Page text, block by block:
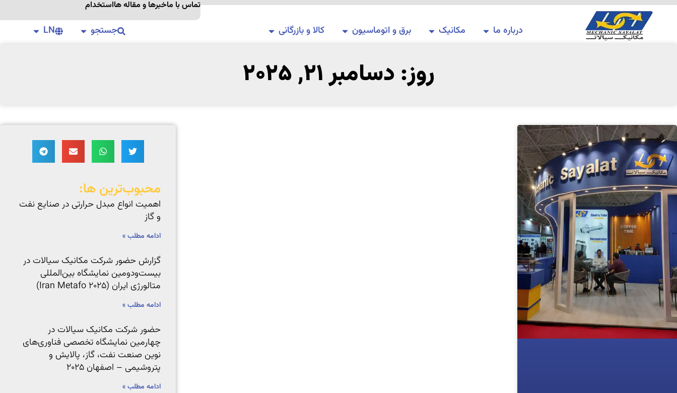
تماس با ماخبرها و مقاله هااستخدام
درباره ما مکانیک برق و اتوماسیون کالا و بازرگانی جستجو LN
روز: دسامبر 21, 2025
محبوب‌ترین ها:
اهمیت انواع مبدل‌ حرارتی در صنایع نفت
و گاز
ادامه مطلب »
گزارش حضور شرکت مکانیک سیالات در
بیست‌ودومین نمایشگاه بین‌المللی
متالورژی ایران (Iran Metafo 2025)
ادامه مطلب »
حضور شرکت مکانیک سیالات در
چهارمین نمایشگاه تخصصی فناوری‌های
نوین صنعت نفت، گاز، پالایش و
پتروشیمی – اصفهان ۲۰۲۵
ادامه مطلب »